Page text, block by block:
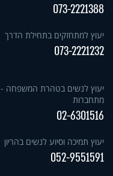
073-2221388
יעוץ למתחזקים בתחילת הדרך
073-2221232
יעוץ לנשים בטהרת המשפחה -
מתחברות
02-6301516
יעוץ תמיכה וסיוע לנשים בהריון
052-9551591